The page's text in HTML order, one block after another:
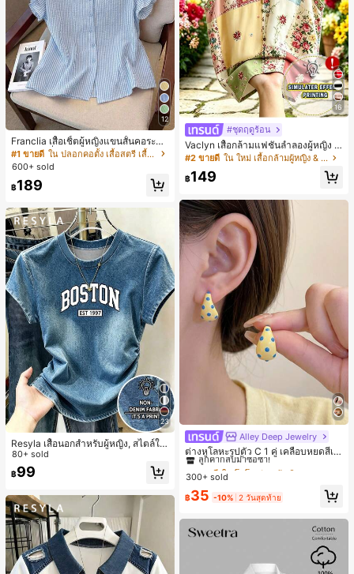
12
Franclia เสื้อเชิ้ตผู้หญิงแขนสั้นคอระบา
ยกระดุมเดี่ยวลายทาง
#1 ขายดี
ใน ปลอกคอตั้ง เสื้อสตรี เสื้อเบลาส์ & Tee
600+ sold
฿189
23
Resyla เสื้อนอกสำหรับผู้หญิง, สไตล์ให
ม่ฤดูร้อน, กีฬากลางแจ้งแบบสบายๆ, ลา
ยออกแบบ, พิมพ์ตัวอักษร & ตัวเลข สีน้ำ
เงิน แฟชั่น & อเนกประสงค์ เสื้อยืด, สตรี
สื้อยืดสำหรับผู้หญิง
80+ sold
฿99
16
#ชุดฤดูร้อน
Vaclyn เสื้อกล้ามแฟชั่นลำลองผู้หญิง ล
ายแพตช์เวิร์ก แขนกุด คอกลม ติดกระดุ
#2 ขายดี ใน ใหม่ เสื้อกล้ามผู้หญิง & Camis
฿149
Alley Deep Jewelry
ต่างหูโลหะรูปตัว C 1 คู่ เคลือบหยดสีเห
ลือง ลายจุดสีน้ำเงิน สไตล์ยุโรปและอเม
ริกัน แฟชั่นส่วนตัว หวานและสง่างาม
ดินทาง งานแต่งงาน ปาร์ตี้ วันเกิด ของ
#1 ขายดี ใน โบโฮ ต่างหูผู้หญิง
ลูกค้ากลับมาซื้อซ้ำ!
เกือบหมดแล้ว!
#1 ขายดี ใน โบโฮ ต่างหูผู้หญิง
ลูกค้ากลับมาซื้อซ้ำ!
เกือบหมดแล้ว!
#1 ขายดี ใน โบโฮ ต่างหูผู้หญิง
ลูกค้ากลับมาซื้อซ้ำ!
เกือบหมดแล้ว!
#1 ขายดี
ใน โบโฮ ต่างหูผู้หญิง
เกือบหมดแล้ว!
300+ sold
฿35 -10% 2 วันสุดท้าย